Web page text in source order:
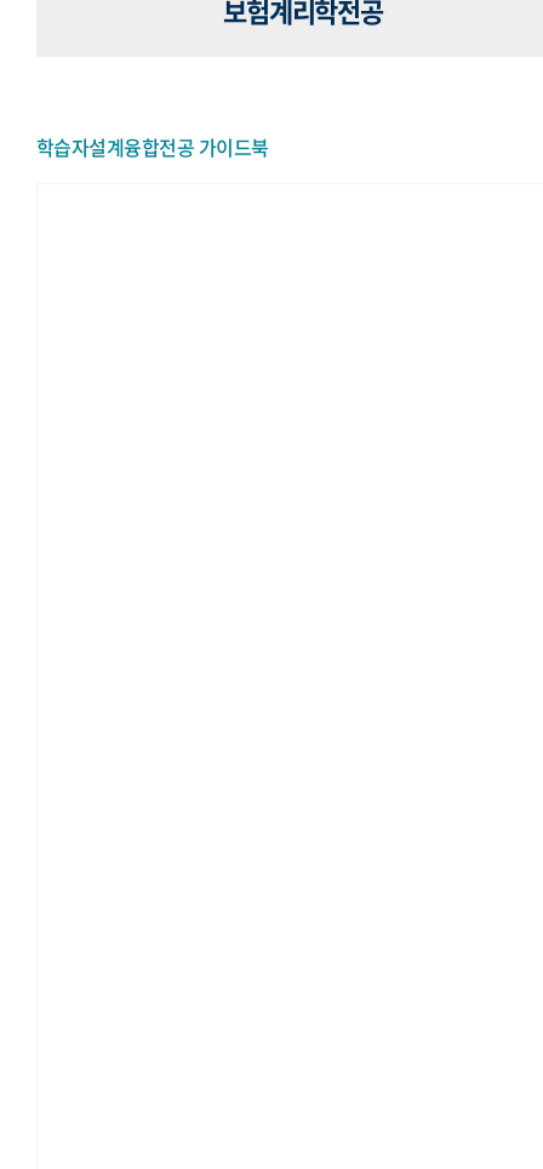
보험계리학전공
학습자설계융합전공 가이드북